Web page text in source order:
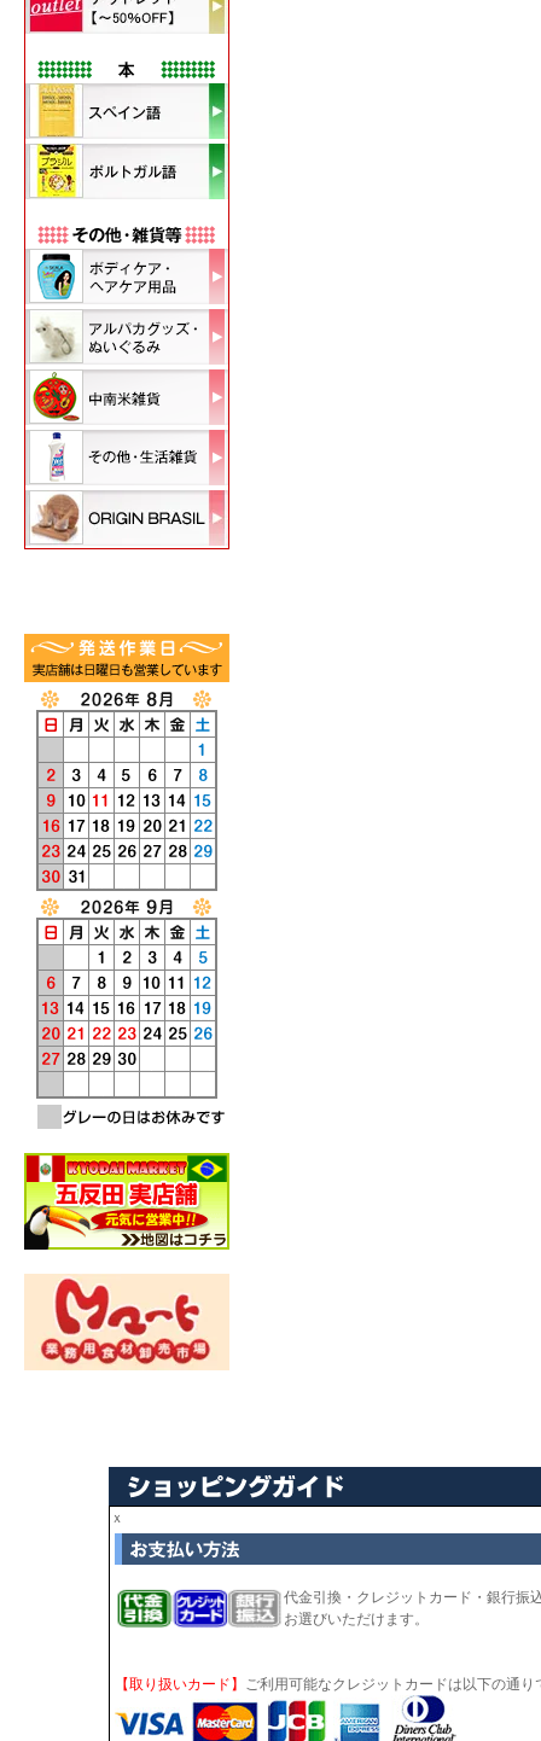
ｘ
代金引換・クレジットカード・銀行振
お選びいただけます。
【取り扱いカード】 ご利用可能なクレジットカードは以下の通り